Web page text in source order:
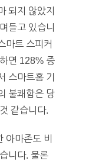
되지 않았지
들고 있습니
마트 스피커
면 128% 증
스마트홈 기
불쾌함은 당
같습니다.
아마존도 비
니다. 물론